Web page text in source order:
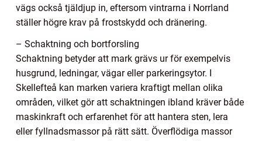
vägs också tjäldjup in, eftersom vintrarna i Norrland
ställer högre krav på frostskydd och dränering.
– Schaktning och bortforsling
Schaktning betyder att mark grävs ur för exempelvis
husgrund, ledningar, vägar eller parkeringsytor. I
Skellefteå kan marken variera kraftigt mellan olika
områden, vilket gör att schaktningen ibland kräver både
maskinkraft och erfarenhet för att hantera sten, lera
eller fyllnadsmassor på rätt sätt. Överflödiga massor